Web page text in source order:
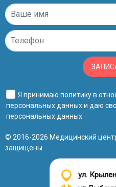
Я принимаю политику в
персональных данныхи даю
персональных данных
© 2016-2026 Медицинский
защищены
ул.